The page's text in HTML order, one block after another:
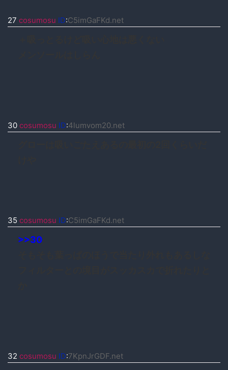
27 cosumosu ID:C5imGaFKd.net
30 cosumosu ID:4lumvom20.net
35 cosumosu ID:C5imGaFKd.net
>>30
32 cosumosu ID:7KpnJrGDF.net